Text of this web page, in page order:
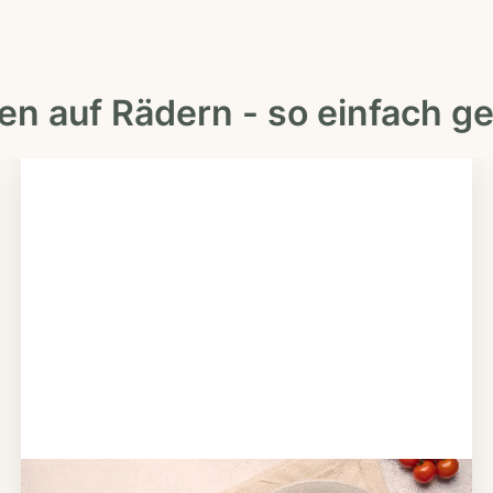
auf Rädern - so einfach